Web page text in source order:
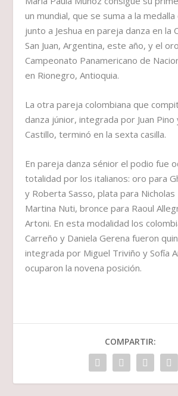
un mundial, que se suma a la
junto a Jeshua en pareja danza en la
San Juan, Argentina, este año, y el
Campeonato Panamericano de
en Rionegro, Antioquia.
La otra pareja colombiana que
danza júnior, integrada por Juan Pino
Castillo, terminó en la sexta casilla.
En pareja danza sénior el podio fue
totalidad por los italianos: oro para
y Roberta Sasso, plata para
Martina Nuti, bronce para Raoul
Artoni. En esta modalidad los
Carreño y Daniela Gerena fueron
integrada por Miguel Triviño y Sofía
ocuparon la novena posición.
COMPARTIR: